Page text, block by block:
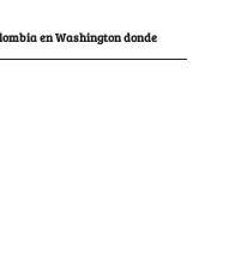
en Washington donde